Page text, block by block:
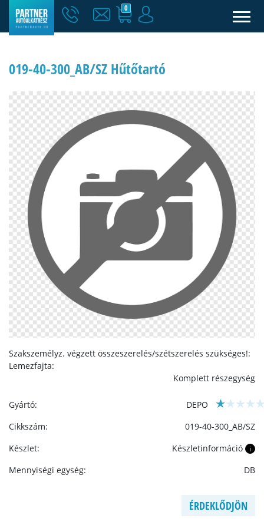
0
019-40-300_AB/SZ Hűtőtartó
Szakszemélyz. végzett összeszerelés/szétszerelés szükséges!:
Lemezfajta:
Komplett részegység
Gyártó:
DEPO
Cikkszám:
019-40-300_AB/SZ
Készlet:
Készletinformáció i
Mennyiségi egység: DB
ÉRDEKLŐDJÖN